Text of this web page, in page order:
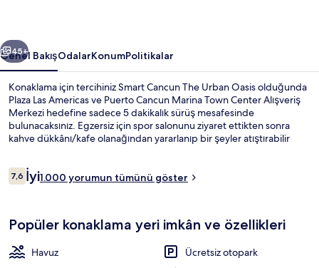
Sonraki
45+
Genel BakışOdalarKonumPolitikalar
Konaklama için tercihiniz Smart Cancun The Urban Oasis olduğunda
Plaza Las Americas ve Puerto Cancun Marina Town Center Alışveriş
Merkezi hedefine sadece 5 dakikalık sürüş mesafesinde
bulunacaksınız. Egzersiz için spor salonunu ziyaret ettikten sonra
kahve dükkânı/kafe olanağından yararlanıp bir şeyler atıştırabilir
stili otel dâhilindeki diğer özellikler arasındadır. Misafirler yardıma
Yorumlar
7,67,6/10
İyi1.000 yorumun tümünü göster
Popüler konaklama yeri imkân ve özellikleri
Havuz
Ücretsiz otopark